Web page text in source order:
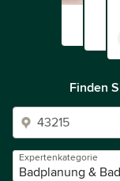
Finden
Expertenkategorie
Badplanung &